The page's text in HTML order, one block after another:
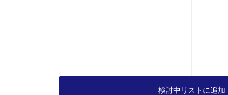
検討中リストに追加